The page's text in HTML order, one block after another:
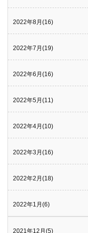
2022年8月(16)
2022年7月(19)
2022年6月(16)
2022年5月(11)
2022年4月(10)
2022年3月(16)
2022年2月(18)
2022年1月(6)
2021年12月(5)